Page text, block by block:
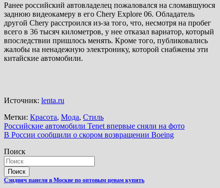
Ранее российский автовладелец пожаловался на сломавшуюся
заднюю видеокамеру в его Chery Explore 06. Обладатель
другой Chery расстроился из-за того, что, несмотря на пробег
всего в 36 тысяч километров, у нее отказал вариатор, который
впоследствии пришлось менять. Кроме того, публиковались
жалобы на ненадежную электронику, которой снабжены эти
китайские автомобили.
Источник: lenta.ru
Метки: Красота, Мода, Стиль
Навигация
по
записям
Российские автомобили Tenet впервые сняли на фото
В России сообщили о скором возвращении Boeing
Поиск
Поиск
Сэндвич панели в Москве по оптовым ценам купить